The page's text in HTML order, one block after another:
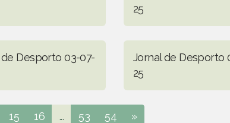
25
Desporto 03-07-
Jornal de Desporto
25
15 16 ... 53 54 »